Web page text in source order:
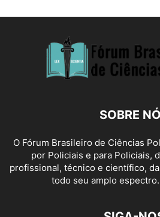
SOBRE
O Fórum Brasileiro de Ciências
por Policiais e para Policiais,
profissional, técnico e científico,
todo seu amplo